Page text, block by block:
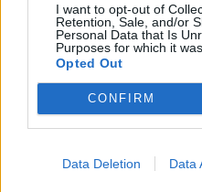
I want to opt-out of
Retention, Sale, and/or
Personal Data that Is
Purposes for which it
Opted Out
CONFIRM
Data Deletion Data
Kriminalai
Kraupi tragedija
vyras nužudė moterį